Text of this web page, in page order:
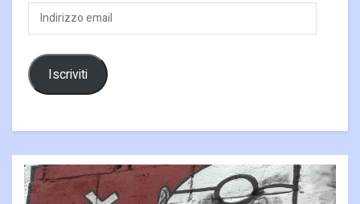
Indirizzo
email
Iscriviti